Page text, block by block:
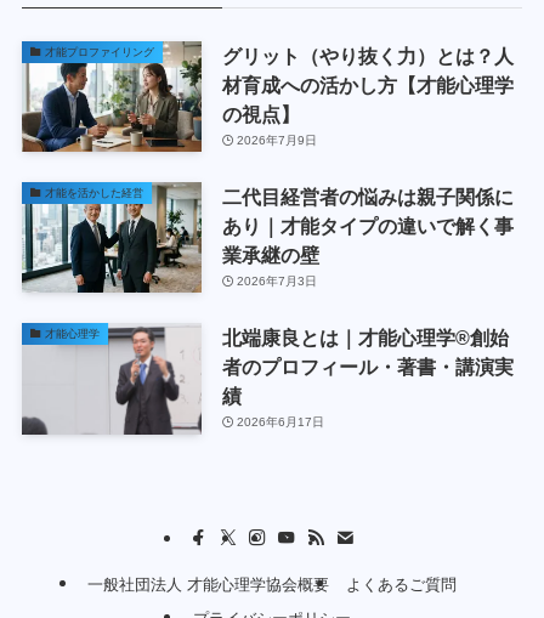
才能プロファイリング
グリット（やり抜く力）とは？人
材育成への活かし方【才能心理学
の視点】
2026年7月9日
才能を活かした経営
二代目経営者の悩みは親子関係に
あり｜才能タイプの違いで解く事
業承継の壁
2026年7月3日
才能心理学
北端康良とは｜才能心理学®創始
者のプロフィール・著書・講演実
績
2026年6月17日
一般社団法人 才能心理学協会概要
よくあるご質問